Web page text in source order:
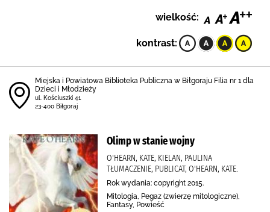
wielkość:
kontrast:
Miejska i Powiatowa Biblioteka Publiczna w Biłgoraju Filia nr 1 dla
Dzieci i Młodzieży
ul. Kościuszki 41
23-400 Biłgoraj
Olimp w stanie wojny
O'HEARN, KATE, KIELAN, PAULINA
TŁUMACZENIE, PUBLICAT, O'HEARN, KATE.
Rok wydania: copyright 2015.
Mitologia, Pegaz (zwierzę mitologiczne),
Fantasy, Powieść